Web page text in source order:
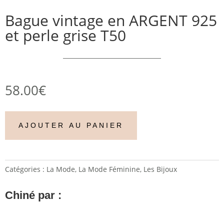
Bague vintage en ARGENT 925
et perle grise T50
58.00€
AJOUTER AU PANIER
Catégories : La Mode, La Mode Féminine, Les Bijoux
Chiné par :